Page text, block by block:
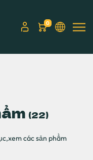
0
(22)
các sản phầm